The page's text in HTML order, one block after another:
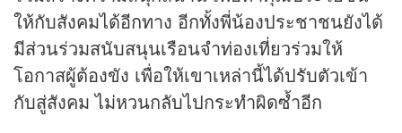
ให้กับสังคมได้อีกทาง อีกทั้งพี่น้องประชาชนยังได้
มีส่วนร่วมสนับสนุนเรือนจำท่องเที่ยวร่วมให้
โอกาสผู้ต้องขัง เพื่อให้เขาเหล่านี้ได้ปรับตัวเข้า
กับสู่สังคม ไม่หวนกลับไปกระทำผิดซ้ำอีก